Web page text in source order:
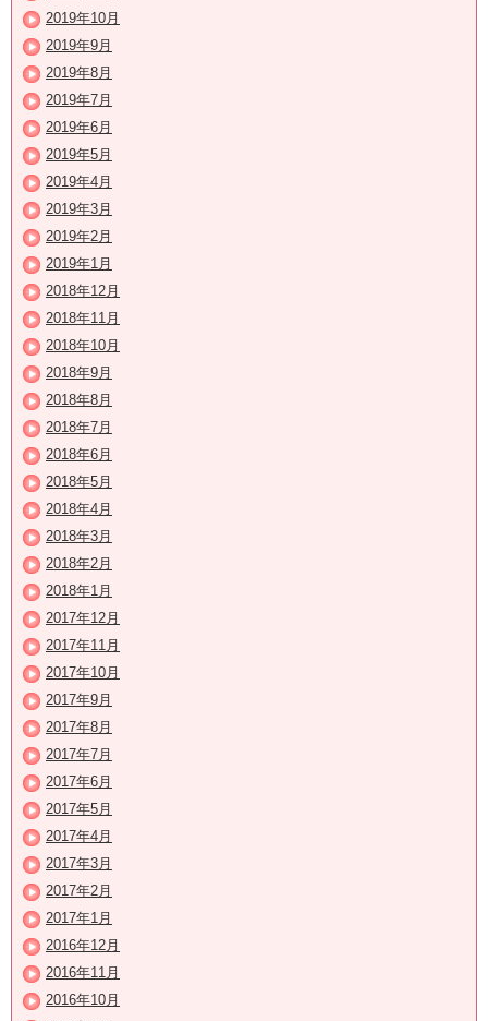
2019年10月
2019年9月
2019年8月
2019年7月
2019年6月
2019年5月
2019年4月
2019年3月
2019年2月
2019年1月
2018年12月
2018年11月
2018年10月
2018年9月
2018年8月
2018年7月
2018年6月
2018年5月
2018年4月
2018年3月
2018年2月
2018年1月
2017年12月
2017年11月
2017年10月
2017年9月
2017年8月
2017年7月
2017年6月
2017年5月
2017年4月
2017年3月
2017年2月
2017年1月
2016年12月
2016年11月
2016年10月